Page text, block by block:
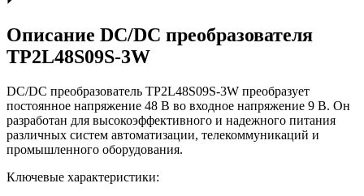
Описание DC/DC преобразователя
TP2L48S09S-3W
DC/DC преобразователь TP2L48S09S-3W преобразует
постоянное напряжение 48 В во входное напряжение 9 В. Он
разработан для высокоэффективного и надежного питания
различных систем автоматизации, телекоммуникаций и
промышленного оборудования.
Ключевые характеристики: